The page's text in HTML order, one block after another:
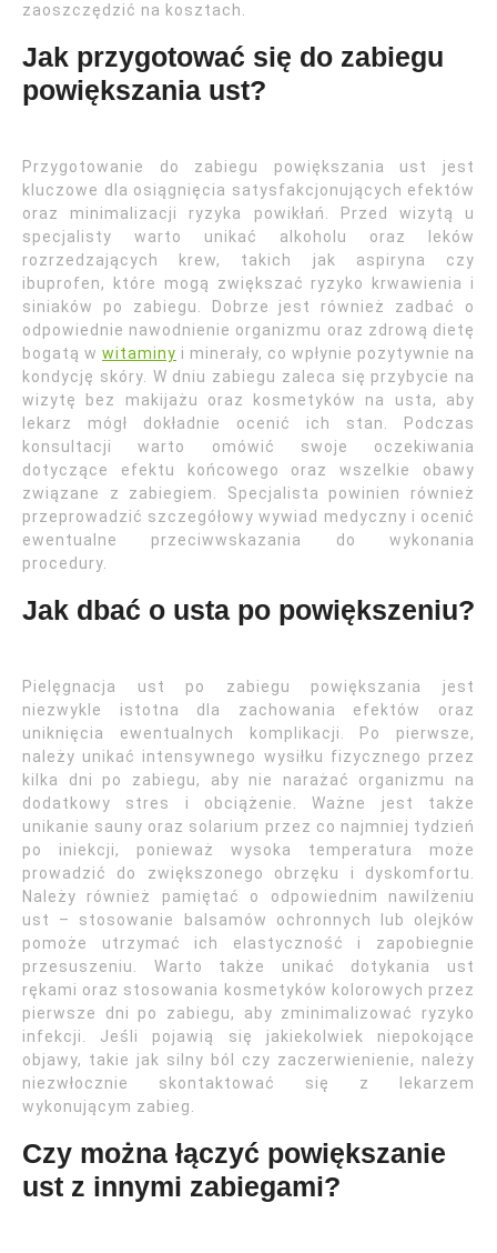
zaoszczędzić na kosztach.
Jak przygotować się do zabiegu
powiększania ust?
Przygotowanie do zabiegu powiększania ust jest
kluczowe dla osiągnięcia satysfakcjonujących efektów
oraz minimalizacji ryzyka powikłań. Przed wizytą u
specjalisty warto unikać alkoholu oraz leków
rozrzedzających krew, takich jak aspiryna czy
ibuprofen, które mogą zwiększać ryzyko krwawienia i
siniaków po zabiegu. Dobrze jest również zadbać o
odpowiednie nawodnienie organizmu oraz zdrową dietę
bogatą w witaminy i minerały, co wpłynie pozytywnie na
kondycję skóry. W dniu zabiegu zaleca się przybycie na
wizytę bez makijażu oraz kosmetyków na usta, aby
lekarz mógł dokładnie ocenić ich stan. Podczas
konsultacji warto omówić swoje oczekiwania
dotyczące efektu końcowego oraz wszelkie obawy
związane z zabiegiem. Specjalista powinien również
przeprowadzić szczegółowy wywiad medyczny i ocenić
ewentualne przeciwwskazania do wykonania
procedury.
Jak dbać o usta po powiększeniu?
Pielęgnacja ust po zabiegu powiększania jest
niezwykle istotna dla zachowania efektów oraz
uniknięcia ewentualnych komplikacji. Po pierwsze,
należy unikać intensywnego wysiłku fizycznego przez
kilka dni po zabiegu, aby nie narażać organizmu na
dodatkowy stres i obciążenie. Ważne jest także
unikanie sauny oraz solarium przez co najmniej tydzień
po iniekcji, ponieważ wysoka temperatura może
prowadzić do zwiększonego obrzęku i dyskomfortu.
Należy również pamiętać o odpowiednim nawilżeniu
ust – stosowanie balsamów ochronnych lub olejków
pomoże utrzymać ich elastyczność i zapobiegnie
przesuszeniu. Warto także unikać dotykania ust
rękami oraz stosowania kosmetyków kolorowych przez
pierwsze dni po zabiegu, aby zminimalizować ryzyko
infekcji. Jeśli pojawią się jakiekolwiek niepokojące
objawy, takie jak silny ból czy zaczerwienienie, należy
niezwłocznie skontaktować się z lekarzem
wykonującym zabieg.
Czy można łączyć powiększanie
ust z innymi zabiegami?